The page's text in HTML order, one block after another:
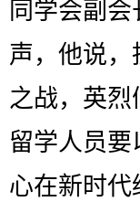
同学会副
声，他说
之战，英
留学人员
心在新时代